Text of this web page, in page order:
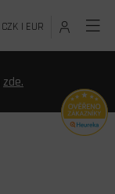
CZK| EUR
zde.